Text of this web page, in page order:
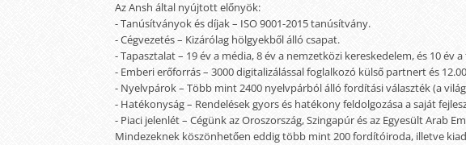
Az Ansh által nyújtott előnyök:
- Tanúsítványok és díjak – ISO 9001-2015 tanúsítvány.
- Cégvezetés – Kizárólag hölgyekből álló csapat.
- Tapasztalat – 19 év a média, 8 év a nemzetközi kereskedelem, és 10 év
- Emberi erőforrás – 3000 digitalizálással foglalkozó külső partnert és
- Nyelvpárok – Több mint 2400 nyelvpárból álló fordítási választék (a
- Hatékonyság – Rendelések gyors és hatékony feldolgozása a saját
- Piaci jelenlét – Cégünk az Oroszország, Szingapúr és az Egyesült
Mindezeknek köszönhetően eddig több mint 200 fordítóiroda, illetve